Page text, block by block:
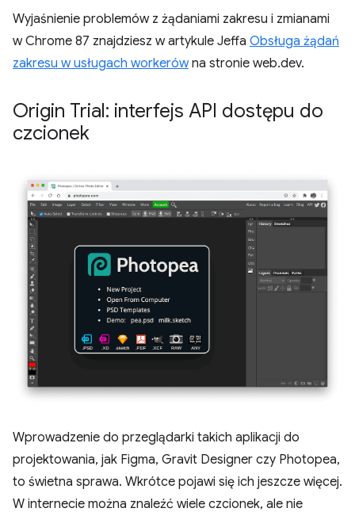
Wyjaśnienie problemów z żądaniami zakresu i zmianami
w Chrome 87 znajdziesz w artykule Jeffa Obsługa żądań
zakresu w usługach workerówna stronie web.dev.
Origin Trial: interfejs API dostępu do
czcionek
Wprowadzenie do przeglądarki takich aplikacji do
projektowania, jak Figma, Gravit Designer czy Photopea,
to świetna sprawa. Wkrótce pojawi się ich jeszcze więcej.
W internecie można znaleźć wiele czcionek, ale nie